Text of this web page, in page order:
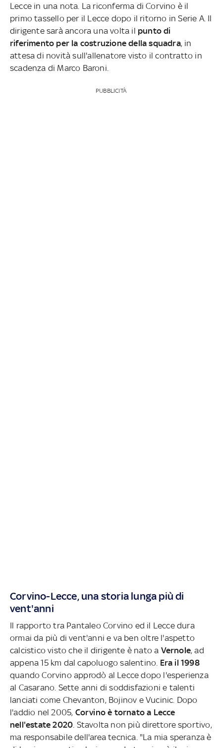
Lecce in una nota. La riconferma di Corvino è il
primo tassello per il Lecce dopo il ritorno in Serie A. Il
dirigente sarà ancora una volta il punto di
riferimento per la costruzione della squadra, in
attesa di novità sull'allenatore visto il contratto in
scadenza di Marco Baroni.
PUBBLICITÀ
Corvino-Lecce, una storia lunga più di
vent'anni
Il rapporto tra Pantaleo Corvino ed il Lecce dura
ormai da più di vent'anni e va ben oltre l'aspetto
calcistico visto che il dirigente è nato a Vernole, ad
appena 15 km dal capoluogo salentino. Era il 1998
quando Corvino approdò al Lecce dopo l'esperienza
al Casarano. Sette anni di soddisfazioni e talenti
lanciati come Chevanton, Bojinov e Vucinic. Dopo
l'addio nel 2005, Corvino è tornato a Lecce
nell'estate 2020 . Stavolta non più direttore sportivo,
ma responsabile dell'area tecnica. "La mia speranza è